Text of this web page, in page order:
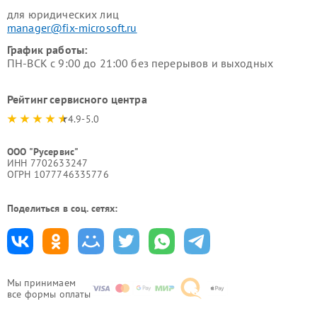
Мы принимаем
все формы оплаты
для юридических лиц
manager@fix-microsoft.ru
График работы:
ПН-ВСК с 9:00 до 21:00 без перерывов и выходных
Рейтинг сервисного центра
4.9-5.0
ООО "Русервис"
ИНН 7702633247
ОГРН 1077746335776
Поделиться в соц. сетях: